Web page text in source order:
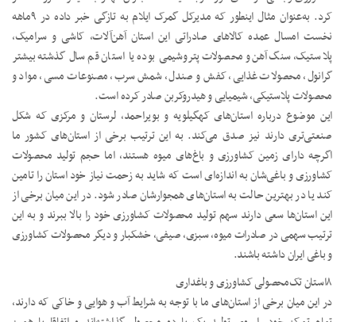
کرد. به‌عنوان مثال اینطور که مدیرکل گمرک ایلام به تازگی خبر داده در ۹ماهه
نخست امسال عمده کالاهای صادراتی این استان آهن‌آلات، کاشی و سرامیک،
پلاستیک، سنگ‌آهن و محصولات پتروشیمی بوده یا استان قم سال گذشته بیشتر
گرانول، محصولات غذایی، کفش و صندل، شمش سرب، مصنوعات مسی، مواد و
محصولات پلاستیکی، شیمیایی و هیدروکربن صادر کرده است.
این موضوع درباره استان‌های کهگیلویه و بویراحمد، لرستان و مرکزی که شکل
صنعتی‌تری دارند نیز صدق می‌کند. به این ترتیب برخی از استان‌های کشور ما
اگرچه دارای زمین کشاورزی و باغ‌های میوه هستند، اما حجم تولید محصولات
کشاورزی و باغی‌شان به اندازه‌ای است که شاید به زحمت نیاز خود استان را تامین
کند یا در بهترین حالت به استان‌های همجوارشان صادر شود. در این میان برخی از
این استان‌ها سعی دارند سهم تولید محصولات کشاورزی خود را بالا ببرند و به این
ترتیب سهمی در صادرات میوه، سبزی، صیفی، خشکبار و دیگر محصولات کشاورزی
و باغی ایران داشته باشند.
۸استان تک‌محصولی کشاورزی و باغداری
در این میان برخی از استان‌های ما با توجه به شرایط آب و هوایی و خاکی که دارند،